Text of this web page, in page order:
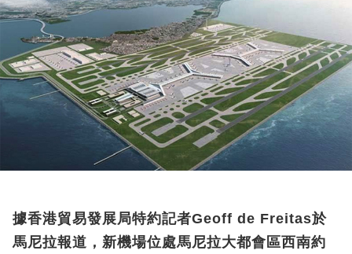
據香港貿易發展局特約記者Geoff de Freitas於
馬尼拉報道，新機場位處馬尼拉大都會區西南約